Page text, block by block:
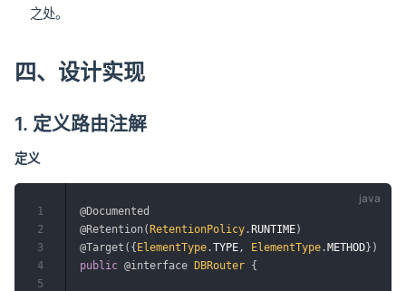
之处。
四、设计实现
1. 定义路由注解
定义
@Documented
@Retention(RetentionPolicy .RUNTIME)
@Target ( {ElementType .TYPE , ElementType .METHOD} )
public @interface DBRouter {
1
2
3
4
5